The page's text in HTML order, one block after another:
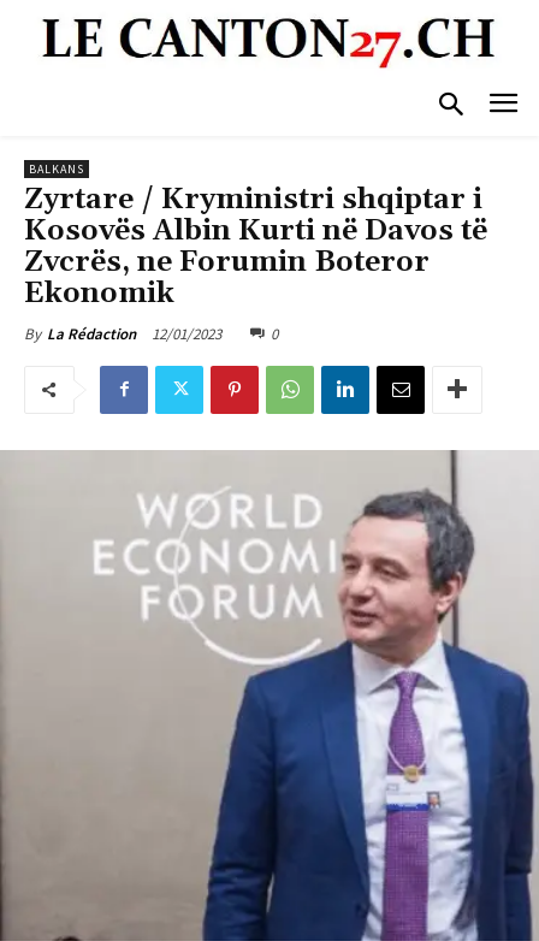
BALKANS
Zyrtare / Kryministri shqiptar i
Kosovës Albin Kurti në Davos të
Zvcrës, ne Forumin Boteror
Ekonomik
By La Rédaction 12/01/2023 0